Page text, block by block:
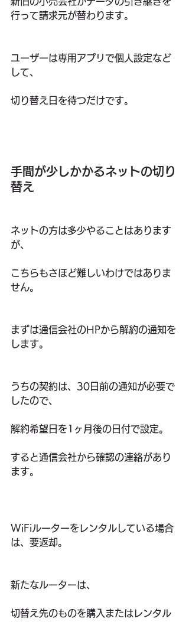
行って請求元が替わります。
ユーザーは専用アプリで個人設定など
して、
切り替え日を待つだけです。
手間が少しかかるネットの切り
替え
ネットの方は多少やることはあります
が、
こちらもさほど難しいわけではありま
せん。
まずは通信会社のHPから解約の通知を
します。
うちの契約は、30日前の通知が必要で
したので、
解約希望日を1ヶ月後の日付で設定。
すると通信会社から確認の連絡があり
ます。
WiFiルーターをレンタルしている場合
は、要返却。
新たなルーターは、
切替え先のものを購入またはレンタル